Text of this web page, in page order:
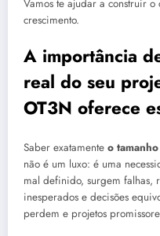
Vamos te ajudar a construir
crescimento.
A importância
real do seu
OT3N oferece
Saber exatamente o
não é um luxo: é uma
mal definido, surgem falhas,
inesperados e decisões
perdem e projetos